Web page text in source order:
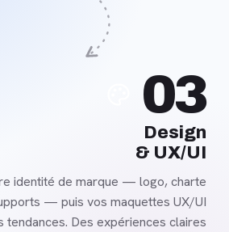
03
Design
& UX/UI
identité de marque — logo, charte
— puis vos maquettes UX/UI
tendances. Des expériences claires